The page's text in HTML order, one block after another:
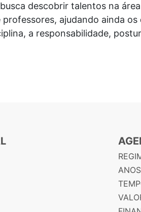
descobrir talentos na
ajudando ainda os
a responsabilidade,